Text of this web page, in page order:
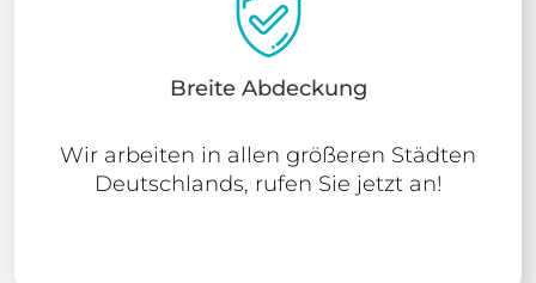
Breite Abdeckung
Wir arbeiten in allen größeren Städten
Deutschlands, rufen Sie jetzt an!